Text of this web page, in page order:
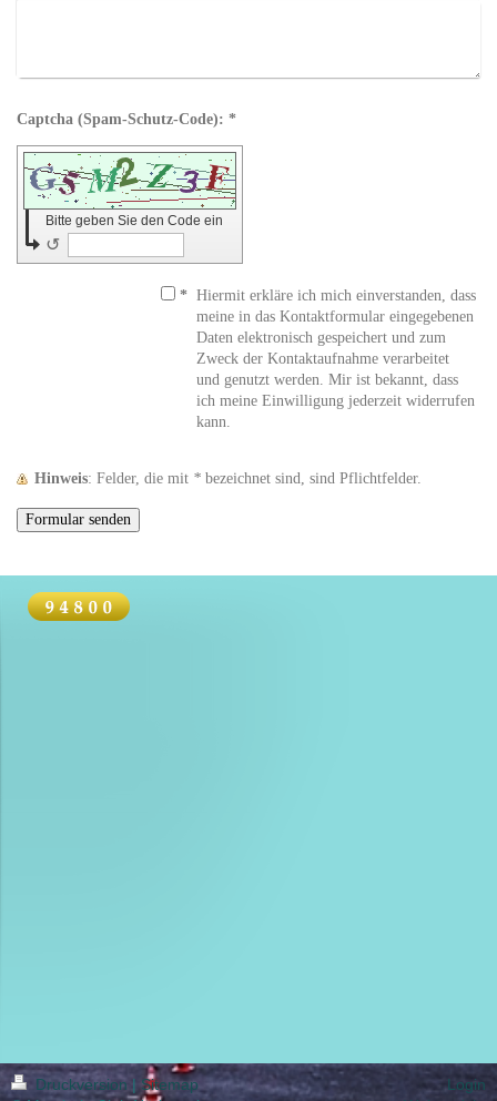
Captcha (Spam-Schutz-Code): *
Bitte geben Sie den Code ein
↺
* Hiermit erkläre ich mich einverstanden, dass
meine in das Kontaktformular eingegebenen
Daten elektronisch gespeichert und zum
Zweck der Kontaktaufnahme verarbeitet
und genutzt werden. Mir ist bekannt, dass
ich meine Einwilligung jederzeit widerrufen
kann.
Hinweis : Felder, die mit * bezeichnet sind, sind Pflichtfelder.
Druckversion | Sitemap
Login